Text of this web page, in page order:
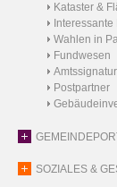
Kataster &
Interessante
Wahlen in
Fundwesen
Amtssignatur
Postpartner
SOZIALES &